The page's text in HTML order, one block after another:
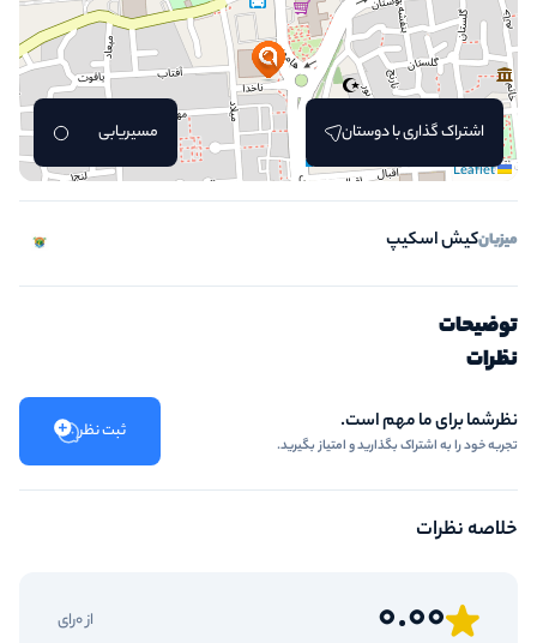
Leaflet
اشتراک گذاری با دوستان مسیریابی
میزبانکیش اسکیپ
توضیحات
نظرات
نظرشما برای ما مهم است.
تجربه خود را به اشتراک بگذارید و امتیاز بگیرید.
ثبت نظر
خلاصه نظرات
0.00 از 0رای